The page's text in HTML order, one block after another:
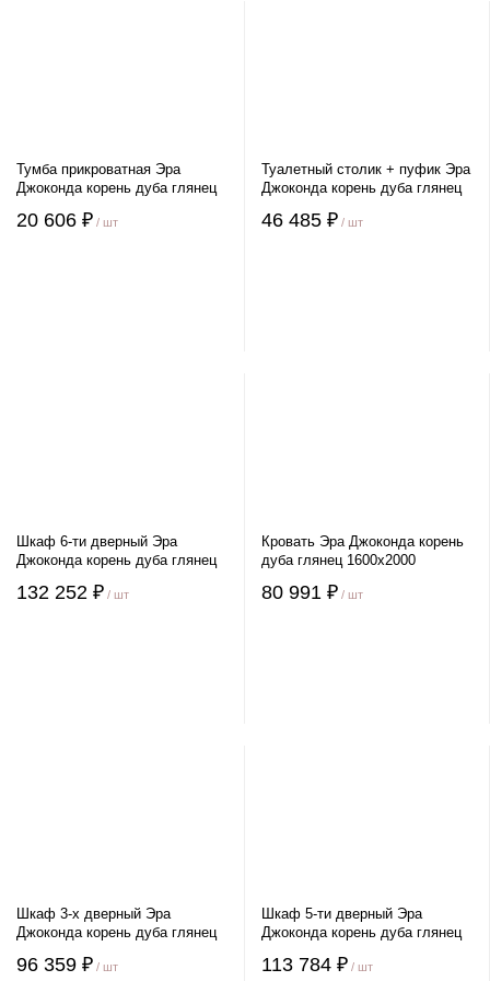
Тумба прикроватная Эра
Джоконда корень дуба глянец
20 606 ₽ / шт
Туалетный столик + пуфик Эра
Джоконда корень дуба глянец
46 485 ₽ / шт
Шкаф 6-ти дверный Эра
Джоконда корень дуба глянец
132 252 ₽ / шт
Кровать Эра Джоконда корень
дуба глянец 1600х2000
80 991 ₽ / шт
Шкаф 3-х дверный Эра
Джоконда корень дуба глянец
96 359 ₽ / шт
Шкаф 5-ти дверный Эра
Джоконда корень дуба глянец
113 784 ₽ / шт